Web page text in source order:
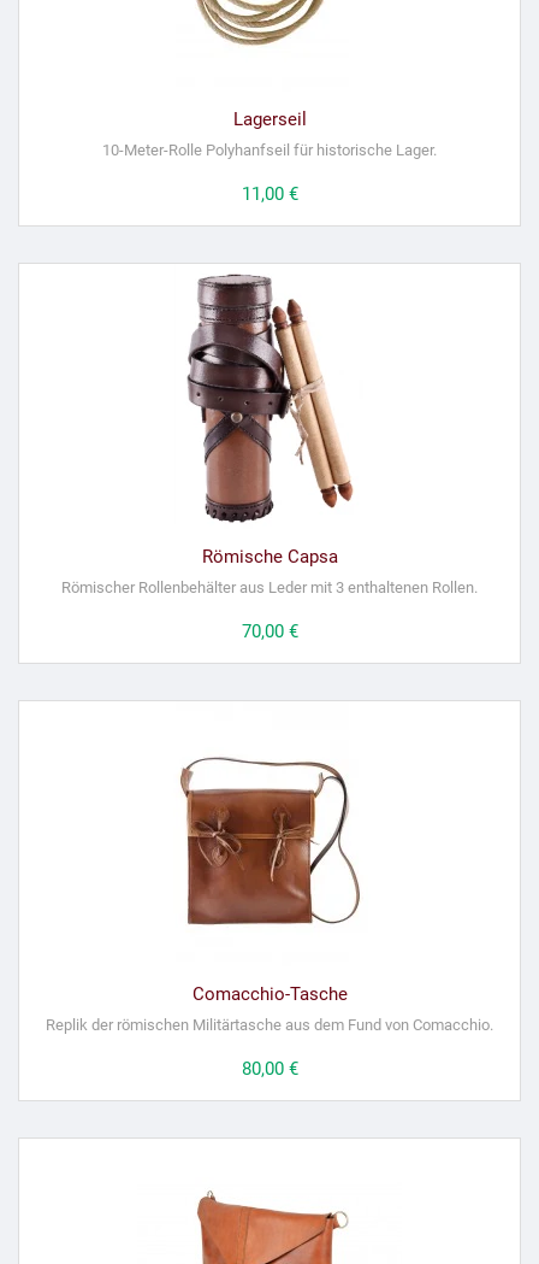
Lagerseil
10-Meter-Rolle Polyhanfseil für historische Lager.
Preis
11,00 €
Römische Capsa
Römischer Rollenbehälter aus Leder mit 3 enthaltenen Rollen.
Preis
70,00 €
Comacchio-Tasche
Replik der römischen Militärtasche aus dem Fund von Comacchio.
Preis
80,00 €